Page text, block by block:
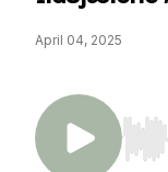
April 04, 2025
Use